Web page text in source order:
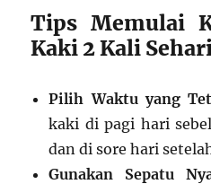
Tips Memulai
Kaki 2 Kali
Pilih Waktu yang
kaki di pagi hari
dan di sore hari
Gunakan Sepatu